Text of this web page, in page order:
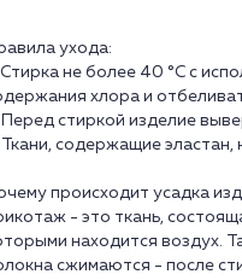
ухода:
Стирка не более 40 °C с
хлора и
Перед стиркой изделие
Ткани, содержащие эластан,
происходит усадка
- это ткань,
находится воздух.
сжимаются - после